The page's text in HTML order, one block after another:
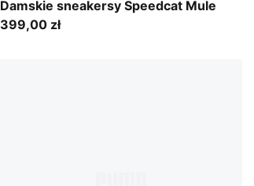
Damskie sneakersy Speedcat Mule
Puma Black
399,00 zł